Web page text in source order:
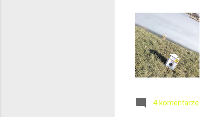
4 komentarze